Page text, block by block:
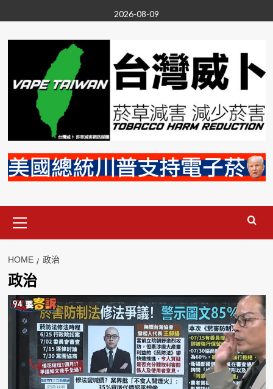
to
content
2026-08-09
Menu
HOME 政治
政治